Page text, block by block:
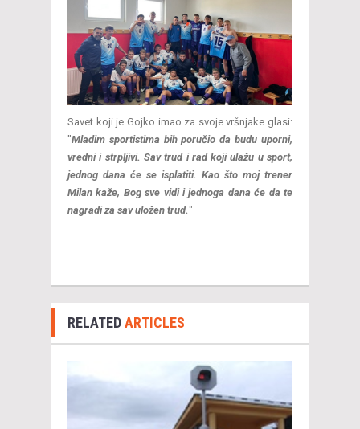
Savet koji je Gojko imao za svoje vršnjake glasi:
"Mladim sportistima bih poručio da budu uporni,
vredni i strpljivi. Sav trud i rad koji ulažu u sport,
jednog dana će se isplatiti. Kao što moj trener
Milan kaže, Bog sve vidi i jednoga dana će da te
nagradi za sav uložen trud."
RELATEDARTICLES